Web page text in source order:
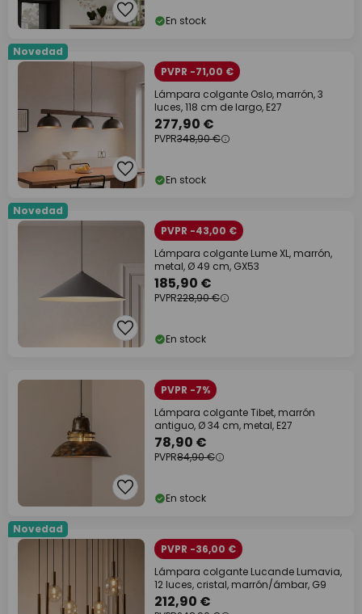
En stock
Novedad
PVPR -71,00 €
Lámpara colgante Oslo, marrón, 3
luces, 118 cm de largo, E27
277,90 €
PVPR348,90 €
En stock
Novedad
PVPR -43,00 €
Lámpara colgante Lume XL, marrón,
metal, Ø 49 cm, GX53
185,90 €
PVPR228,90 €
En stock
PVPR -7%
Lámpara colgante Tibet, marrón
antiguo, Ø 34 cm, metal, E27
78,90 €
PVPR84,90 €
En stock
Novedad
PVPR -36,00 €
Lámpara colgante Lucande Lumavia,
12 luces, cristal, marrón/ámbar, G9
212,90 €